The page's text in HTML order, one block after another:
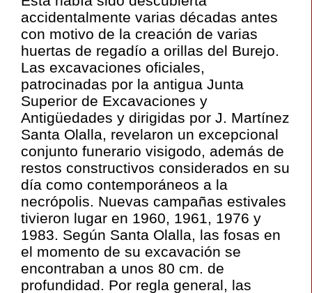
accidentalmente varias décadas antes
con motivo de la creación de varias
huertas de regadío a orillas del Burejo.
Las excavaciones oficiales,
patrocinadas por la antigua Junta
Superior de Excavaciones y
Antigüedades y dirigidas por J. Martínez
Santa Olalla, revelaron un excepcional
conjunto funerario visigodo, además de
restos constructivos considerados en su
día como contemporáneos a la
necrópolis. Nuevas campañas estivales
tivieron lugar en 1960, 1961, 1976 y
1983. Según Santa Olalla, las fosas en
el momento de su excavación se
encontraban a unos 80 cm. de
profundidad. Por regla general, las